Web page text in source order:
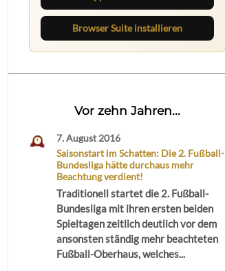
Browser Suite installieren
Vor zehn Jahren...
7. August 2016
Saisonstart im Schatten: Die 2. Fußball-
Bundesliga hätte durchaus mehr
Beachtung verdient!
Traditionell startet die 2. Fußball-
Bundesliga mit ihren ersten beiden
Spieltagen zeitlich deutlich vor dem
ansonsten ständig mehr beachteten
Fußball-Oberhaus, welches...